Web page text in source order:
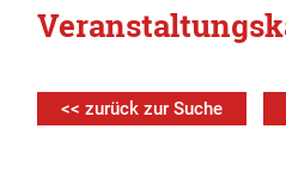
<< zurück zur Suche